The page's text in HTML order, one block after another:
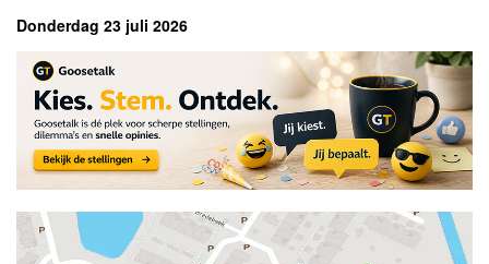
Donderdag 23 juli 2026